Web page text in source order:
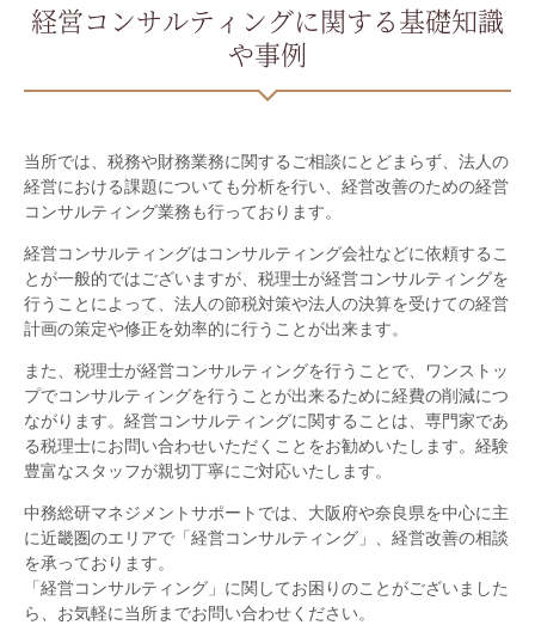
経営コンサルティングに関する基礎知識
や事例
当所では、税務や財務業務に関するご相談にとどまらず、法人の
経営における課題についても分析を行い、経営改善のための経営
コンサルティング業務も行っております。
経営コンサルティングはコンサルティング会社などに依頼するこ
とが一般的ではございますが、税理士が経営コンサルティングを
行うことによって、法人の節税対策や法人の決算を受けての経営
計画の策定や修正を効率的に行うことが出来ます。
また、税理士が経営コンサルティングを行うことで、ワンストッ
プでコンサルティングを行うことが出来るために経費の削減につ
ながります。経営コンサルティングに関することは、専門家であ
る税理士にお問い合わせいただくことをお勧めいたします。経験
豊富なスタッフが親切丁寧にご対応いたします。
中務総研マネジメントサポートでは、大阪府や奈良県を中心に主
に近畿圏のエリアで「経営コンサルティング」、経営改善の相談
を承っております。
「経営コンサルティング」に関してお困りのことがございました
ら、お気軽に当所までお問い合わせください。